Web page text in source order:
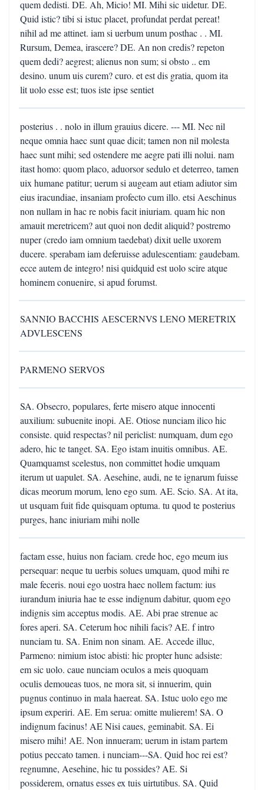
quem dedisti. DE. Ah, Micio! MI. Mihi sic uidetur. DE.
Quid istic? tibi si istuc placet, profundat perdat pereat!
nihil ad me attinet. iam si uerbum unum posthac . . MI.
Rursum, Demea, irascere? DE. An non credis? repeton
quem dedi? aegrest; alienus non sum; si obsto .. em
desino. unum uis curem? curo. et est dis gratia, quom ita
lit uolo esse est; tuos iste ipse sentiet
posterius . . nolo in illum grauius dicere. --- MI. Nec nil
neque omnia haec sunt quae dicit; tamen non nil molesta
haec sunt mihi; sed ostendere me aegre pati illi nolui. nam
itast homo: quom placo, aduorsor sedulo et deterreo, tamen
uix humane patitur; uerum si augeam aut etiam adiutor sim
eius iracundiae, insaniam profecto cum illo. etsi Aeschinus
non nullam in hac re nobis facit iniuriam. quam hic non
amauit meretricem? aut quoi non dedit aliquid? postremo
nuper (credo iam omnium taedebat) dixit uelle uxorem
ducere. sperabam iam deferuisse adulescentiam: gaudebam.
ecce autem de integro! nisi quidquid est uolo scire atque
hominem conuenire, si apud forumst.
SANNIO BACCHIS AESCERNVS LENO MERETRlX
ADVLESCENS
PARMENO SERVOS
SA. Obsecro, populares, ferte misero atque innocenti
auxilium: subuenite inopi. AE. Otiose nunciam ilico hic
consiste. quid respectas? nil periclist: numquam, dum ego
adero, hic te tanget. SA. Ego istam inuitis omnibus. AE.
Quamquamst scelestus, non committet hodie umquam
iterum ut uapulet. SA. Aesehine, audi, ne te ignarum fuisse
dicas meorum morum, leno ego sum. AE. Scio. SA. At ita,
ut usquam fuit fide quisquam optuma. tu quod te posterius
purges, hanc iniuriam mihi nolle
factam esse, huius non faciam. crede hoc, ego meum ius
persequar: neque tu uerbis solues umquam, quod mihi re
male feceris. noui ego uostra haec nollem factum: ius
iurandum iniuria hae te esse indignum dabitur, quom ego
indignis sim acceptus modis. AE. Abi prae strenue ac
fores aperi. SA. Ceterum hoc nihili facis? AE. f intro
nunciam tu. SA. Enim non sinam. AE. Accede illuc,
Parmeno: nimium istoc abisti: hic propter hunc adsiste:
em sic uolo. caue nunciam oculos a meis quoquam
oculis demoueas tuos, ne mora sit, si innuerim, quin
pugnus continuo in mala haereat. SA. Istuc uolo ego me
ipsum experiri. AE. Em serua: omitte mulierem! SA. O
indignum facinus! AE Nisi caues, geminabit. SA. Ei
misero mihi! AE. Non innueram; uerum in istam partem
potius peccato tamen. i nunciam---SA. Quid hoc rei est?
regnumne, Aesehine, hic tu possides? AE. Si
possiderem, ornatus esses ex tuis uirtutibus. SA. Quid